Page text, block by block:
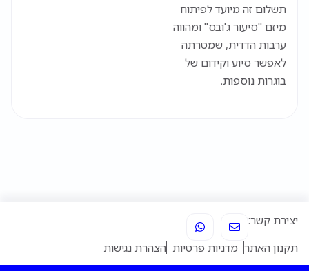
תשלום זה מיועד לפיתוח
מיזם "סיעור ג'ובס" ומהווה
ערבות הדדית, שמטרתה
לאפשר סיוע וקידום של
בוגרות נוספות.
יצירת קשר:
n
e
l
h
t
s
תקנון האתר מדניות פרטיות הצהרת נגישות